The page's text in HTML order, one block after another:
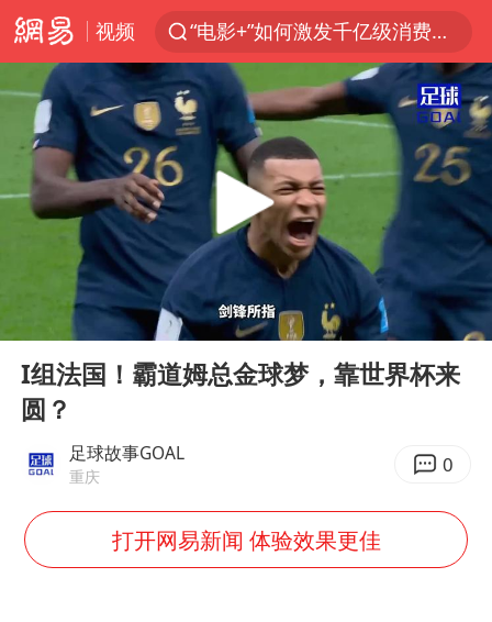
视频
“电影+”如何激发千亿级消费新活力？
沙特土耳其巴基斯坦签署共同防务协议
台风白海豚已进入24小时警戒线
中医教你一招提升气血
四川宜宾市高县4.9级地震致1人死亡
上海：台风白海豚或将带来龙卷风
胜宏科技：股票交易异常波动
中巨芯：上半年归母净利润1405.77万元
欧阳娜娜窦靖童好搭
Play
00:00 03:21
I组法国！霸道姆总金球梦，靠世界杯来
圆？
足球故事GOAL
重庆 0
打开网易新闻 体验效果更佳